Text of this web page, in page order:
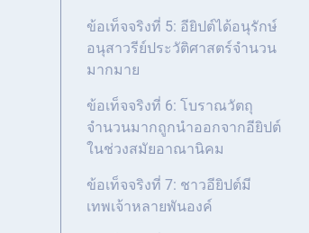
ข้อเท็จจริงที่ 5: อียิปต์ได้อนุรักษ์
อนุสาวรีย์ประวัติศาสตร์จำนวน
มากมาย
ข้อเท็จจริงที่ 6: โบราณวัตถุ
จำนวนมากถูกนำออกจากอียิปต์
ในช่วงสมัยอาณานิคม
ข้อเท็จจริงที่ 7: ชาวอียิปต์มี
เทพเจ้าหลายพันองค์